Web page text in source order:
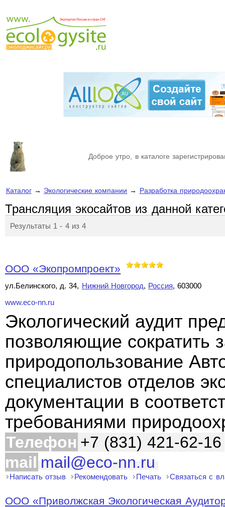
Доброе утро, в каталоге
Каталог→ Экологические компании → Разработка
Трансляция экосайтов из данной
Результаты 1 - 4 из 4
OOO «Экопромпроект»
ул.Белинского, д. 34, Нижний Новгород, Россия, 603000
www.eco-nn.ru
Экологический аудит
позволяющие сократить
природопользование
специалистов отделов
документации в
требованиями
Телефон +7 (831) 421-62-16
mail mail@eco-nn.ru
Написать отзыв Рекомендовать Печать Связаться с
ООО «Приволжская Экологическая